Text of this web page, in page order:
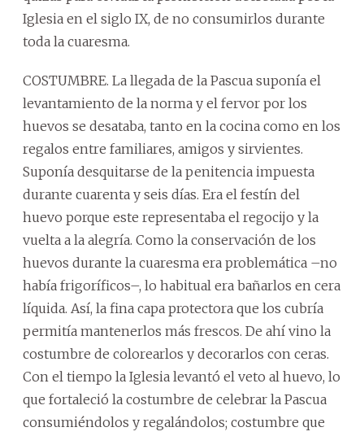
Iglesia en el siglo IX, de no consumirlos durante
toda la cuaresma.
COSTUMBRE. La llegada de la Pascua suponía el
levantamiento de la norma y el fervor por los
huevos se desataba, tanto en la cocina como en los
regalos entre familiares, amigos y sirvientes.
Suponía desquitarse de la penitencia impuesta
durante cuarenta y seis días. Era el festín del
huevo porque este representaba el regocijo y la
vuelta a la alegría. Como la conservación de los
huevos durante la cuaresma era problemática –no
había frigoríficos–, lo habitual era bañarlos en cera
líquida. Así, la fina capa protectora que los cubría
permitía mantenerlos más frescos. De ahí vino la
costumbre de colorearlos y decorarlos con ceras.
Con el tiempo la Iglesia levantó el veto al huevo, lo
que fortaleció la costumbre de celebrar la Pascua
consumiéndolos y regalándolos; costumbre que